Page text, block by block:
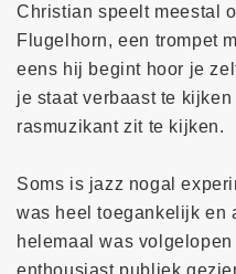
Christian speelt meestal
Flugelhorn, een trompet
eens hij begint hoor je
je staat verbaast te
rasmuzikant zit te kijken.
Soms is jazz nogal
was heel toegankelijk en
helemaal was
enthousiast publiek